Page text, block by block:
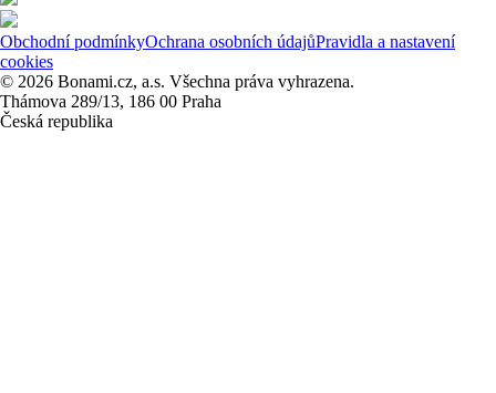
Obchodní podmínkyOchrana osobních údajůPravidla a nastavení
cookies
© 2026 Bonami.cz, a.s. Všechna práva vyhrazena.
Thámova 289/13, 186 00 Praha
Česká republika